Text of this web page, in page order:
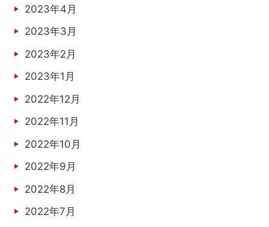
2023年4月
2023年3月
2023年2月
2023年1月
2022年12月
2022年11月
2022年10月
2022年9月
2022年8月
2022年7月